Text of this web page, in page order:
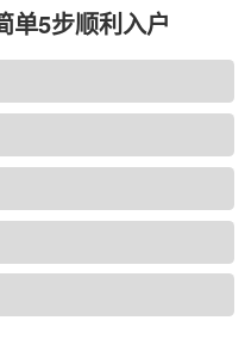
单5步顺利入户